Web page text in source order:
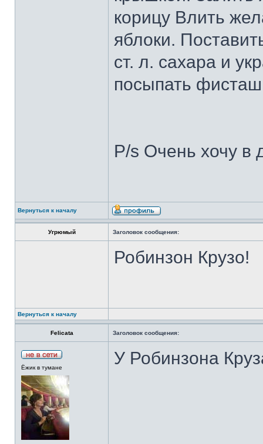
корицу Влить
яблоки.
ст. л. сахара и
посыпать
P/s Очень хочу в
Вернуться к началу
Угрюмый Заголовок сообщения:
Робинзон Крузо!
Вернуться к началу
Felicata Заголовок сообщения:
Ёжик в тумане У Робинзона